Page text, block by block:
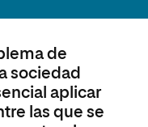
de
sociedad
aplicar
las que se